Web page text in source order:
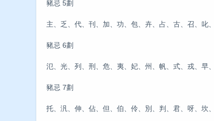
豬忌 5劃
主、乏、代、刊、加、功、包、卉、占、古、召、叱
豬忌 6劃
氾、光、列、刑、危、夷、妃、州、帆、式、戎、早
豬忌 7劃
托、汎、伸、佔、但、伯、伶、別、判、君、呀、坎